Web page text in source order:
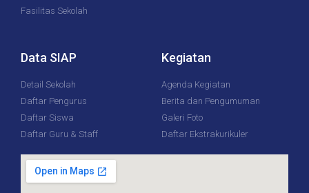
Fasilitas Sekolah
Data SIAP
Detail Sekolah
Daftar Pengurus
Daftar Siswa
Daftar Guru & Staff
Kegiatan
Agenda Kegiatan
Berita dan Pengumuman
Galeri Foto
Daftar Ekstrakurikuler